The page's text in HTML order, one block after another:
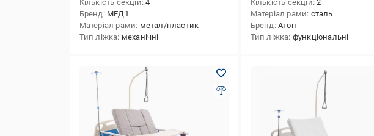
Кількість секцій 4
Бренд МЕД1
Матеріал рами метал/пластик
Тип ліжка механічні
Кількість секцій 2
Матеріал рами сталь
Бренд Атон
Тип ліжка функціональні